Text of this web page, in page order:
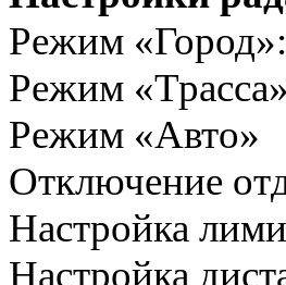
Режим
Режим «Трасса»
Режим «Авто»
Отключение
Настройка
Настройка